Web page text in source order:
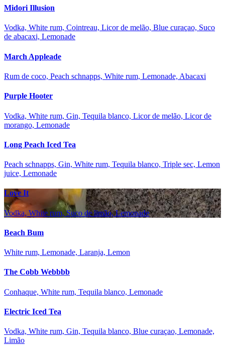
Midori Illusion
Vodka, White rum, Cointreau, Licor de melão, Blue curaçao, Suco
de abacaxi, Lemonade
March Appleade
Rum de coco, Peach schnapps, White rum, Lemonade, Abacaxi
Purple Hooter
Vodka, White rum, Gin, Tequila blanco, Licor de melão, Licor de
morango, Lemonade
Long Peach Iced Tea
Peach schnapps, Gin, White rum, Tequila blanco, Triple sec, Lemon
juice, Lemonade
Love It
Vodka, White rum, Suco de limão, Lemonade
Beach Bum
White rum, Lemonade, Laranja, Lemon
The Cobb Webbbb
Conhaque, White rum, Tequila blanco, Lemonade
Electric Iced Tea
Vodka, White rum, Gin, Tequila blanco, Blue curaçao, Lemonade,
Limão